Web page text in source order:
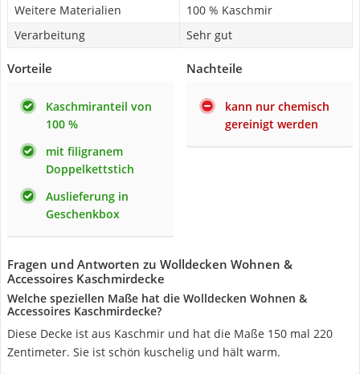
Weitere Materialien
100 % Kaschmir
Verarbeitung
Sehr gut
Vorteile
Kaschmiranteil von
100 %
mit filigranem
Doppelkettstich
Auslieferung in
Geschenkbox
Nachteile
kann nur chemisch
gereinigt werden
Fragen und Antworten zu Wolldecken Wohnen &
Accessoires Kaschmirdecke
Welche speziellen Maße hat die Wolldecken Wohnen &
Accessoires Kaschmirdecke?
Diese Decke ist aus Kaschmir und hat die Maße 150 mal 220
Zentimeter. Sie ist schön kuschelig und hält warm.